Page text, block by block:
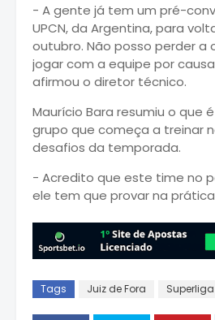
- A gente já tem um pré-
UPCN, da Argentina, para
outubro. Não posso perder a
jogar com a equipe por
afirmou o diretor técnico.
Maurício Bara resumiu o que
grupo que começa a treinar
desafios da temporada.
- Acredito que este time no
ele tem que provar na
Tags Juiz de Fora Superliga